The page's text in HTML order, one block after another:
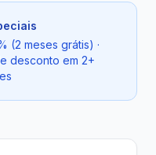
(2 meses grátis) ·
desconto em 2+